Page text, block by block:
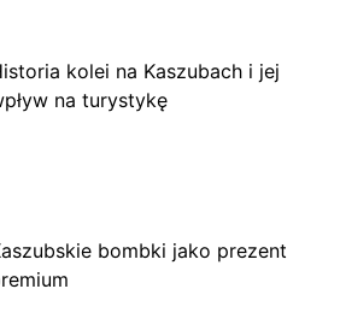
kolei na Kaszubach i jej
na turystykę
bombki jako prezent